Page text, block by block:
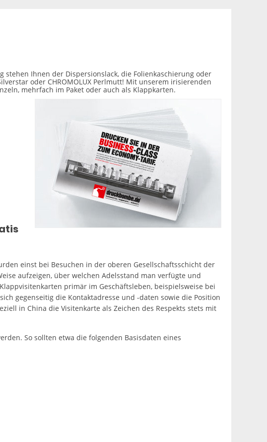
Ihnen der Dispersionslack, die Folienkaschierung oder
oder CHROMOLUX Perlmutt! Mit unserem irisierenden
mehrfach im Paket oder auch als Klappkarten.
einst bei Besuchen in der oberen Gesellschaftsschicht der
aufzeigen, über welchen Adelsstand man verfügte und
primär im Geschäftsleben, beispielsweise bei
gegenseitig die Kontaktadresse und -daten sowie die Position
in China die Visitenkarte als Zeichen des Respekts stets mit
So sollten etwa die folgenden Basisdaten eines